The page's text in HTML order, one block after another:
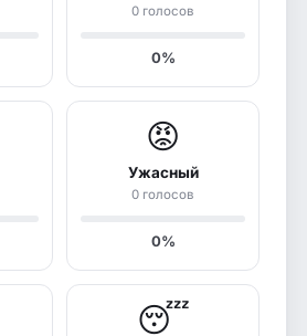
0 голосов
0%
😡
Ужасный
0 голосов
0%
😴